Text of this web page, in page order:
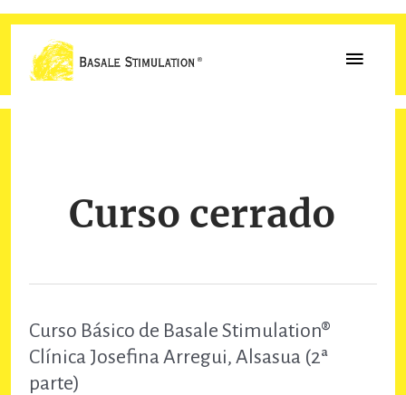
Ir
contenido
MENÚ
Curso cerrado
Curso Básico de Basale Stimulation®
Clínica Josefina Arregui, Alsasua (2ª
parte)